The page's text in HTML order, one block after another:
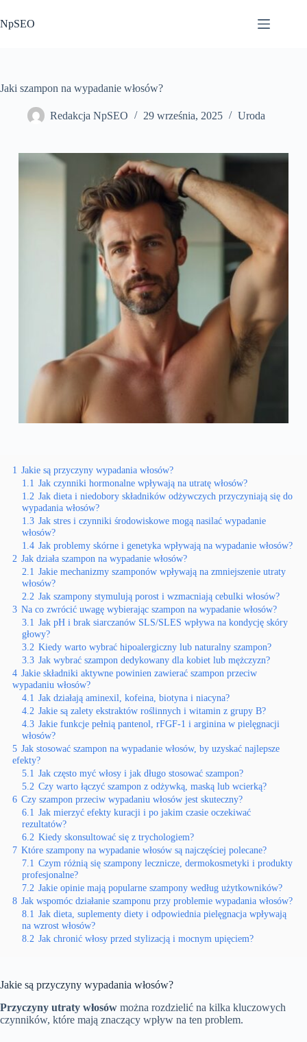
do
treści
NpSEO
Jaki szampon na wypadanie włosów?
Redakcja NpSEO 29 września, 2025 Uroda
1 Jakie są przyczyny wypadania włosów?
1.1 Jak czynniki hormonalne wpływają na utratę włosów?
1.2 Jak dieta i niedobory składników odżywczych przyczyniają się do
wypadania włosów?
1.3 Jak stres i czynniki środowiskowe mogą nasilać wypadanie
włosów?
1.4 Jak problemy skórne i genetyka wpływają na wypadanie włosów?
2 Jak działa szampon na wypadanie włosów?
2.1 Jakie mechanizmy szamponów wpływają na zmniejszenie utraty
włosów?
2.2 Jak szampony stymulują porost i wzmacniają cebulki włosów?
3 Na co zwrócić uwagę wybierając szampon na wypadanie włosów?
3.1 Jak pH i brak siarczanów SLS/SLES wpływa na kondycję skóry
głowy?
3.2 Kiedy warto wybrać hipoalergiczny lub naturalny szampon?
3.3 Jak wybrać szampon dedykowany dla kobiet lub mężczyzn?
4 Jakie składniki aktywne powinien zawierać szampon przeciw
wypadaniu włosów?
4.1 Jak działają aminexil, kofeina, biotyna i niacyna?
4.2 Jakie są zalety ekstraktów roślinnych i witamin z grupy B?
4.3 Jakie funkcje pełnią pantenol, rFGF-1 i arginina w pielęgnacji
włosów?
5 Jak stosować szampon na wypadanie włosów, by uzyskać najlepsze
efekty?
5.1 Jak często myć włosy i jak długo stosować szampon?
5.2 Czy warto łączyć szampon z odżywką, maską lub wcierką?
6 Czy szampon przeciw wypadaniu włosów jest skuteczny?
6.1 Jak mierzyć efekty kuracji i po jakim czasie oczekiwać
rezultatów?
6.2 Kiedy skonsultować się z trychologiem?
7 Które szampony na wypadanie włosów są najczęściej polecane?
7.1 Czym różnią się szampony lecznicze, dermokosmetyki i produkty
profesjonalne?
7.2 Jakie opinie mają popularne szampony według użytkowników?
8 Jak wspomóc działanie szamponu przy problemie wypadania włosów?
8.1 Jak dieta, suplementy diety i odpowiednia pielęgnacja wpływają
na wzrost włosów?
8.2 Jak chronić włosy przed stylizacją i mocnym upięciem?
Jakie są przyczyny wypadania włosów?
Przyczyny utraty włosów można rozdzielić na kilka kluczowych
czynników, które mają znaczący wpływ na ten problem.